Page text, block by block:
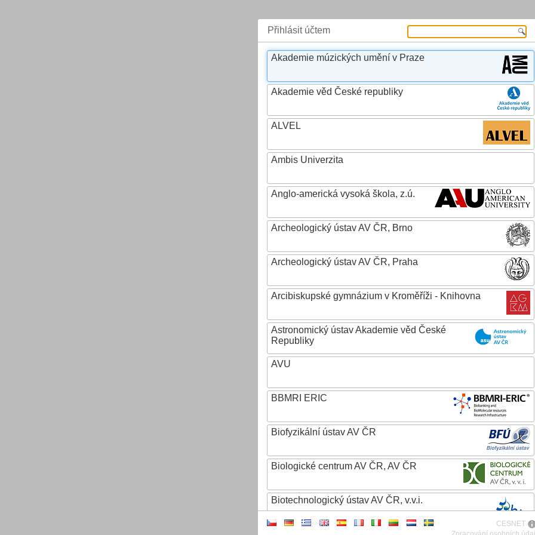
Přihlásit účtem
Akademie múzických umění v Praze
Akademie věd České republiky
ALVEL
Ambis Univerzita
Anglo-americká vysoká škola, z.ú.
Archeologický ústav AV ČR, Brno
Archeologický ústav AV ČR, Praha
Arcibiskupské gymnázium v Kroměříži - Knihovna
Astronomický ústav Akademie věd České
Republiky
AVU
BBMRI ERIC
Biofyzikální ústav AV ČR
Biologické centrum AV ČR, AV ČR
Biotechnologický ústav AV ČR, v.v.i.
CESNET